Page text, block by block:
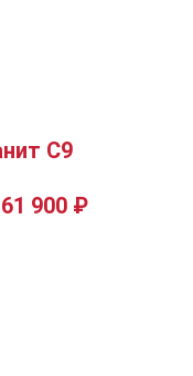
С9
900 ₽